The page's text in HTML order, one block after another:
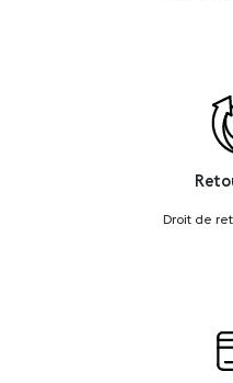
Droit de